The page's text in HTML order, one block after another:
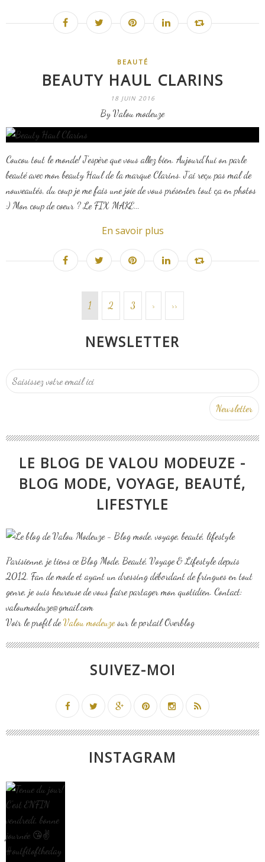
BEAUTÉ
BEAUTY HAUL CLARINS
18 JUIN 2016
By Valou modeuze
Coucou tout le monde! J'espère que vous allez bien. Aujourd'hui on parle
beauté avec mon beauty Haul de la marque Clarins. J'ai reçu pas mal de
nouveautés, du coup je me fais une joie de vous présenter tout ça en photos
:) Mon coup de coeur ? Le FIX MAKE...
En savoir plus
1 2 3 > >>
NEWSLETTER
LE BLOG DE VALOU MODEUZE -
BLOG MODE, VOYAGE, BEAUTÉ,
LIFESTYLE
Parisienne, je tiens ce Blog Mode, Beauté, Voyage & Lifestyle depuis
2012. Fan de mode et ayant un dressing débordant de fringues en tout
genre, je suis heureuse de vous faire partager mon quotidien. Contact:
valoumodeuze@gmail.com
Voir le profil deValou modeuzesur le portail Overblog
SUIVEZ-MOI
INSTAGRAM